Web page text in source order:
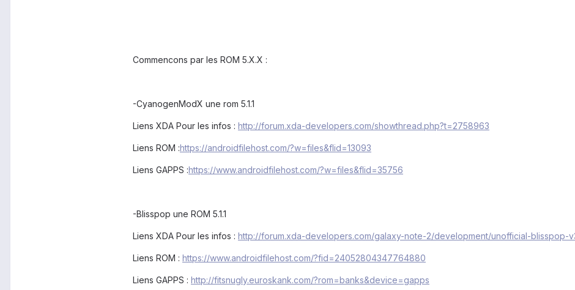
Commencons par les ROM 5.X.X :
-CyanogenModX une rom 5.1.1
Liens XDA Pour les infos : http://forum.xda-developers.com/showthread.php?t=2758963
Liens ROM :https://androidfilehost.com/?w=files&flid=13093
Liens GAPPS :https://www.androidfilehost.com/?w=files&flid=35756
-Blisspop une ROM 5.1.1
Liens XDA Pour les infos : http://forum.xda-developers.com/galaxy-note-2/development/unofficial-blisspop-
Liens ROM : https://www.androidfilehost.com/?fid=24052804347764880
Liens GAPPS : http://fitsnugly.euroskank.com/?rom=banks&device=gapps